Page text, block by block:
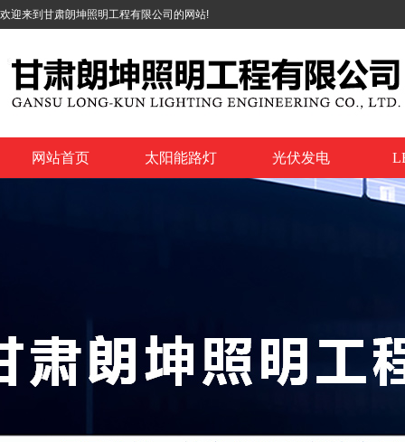
欢迎来到甘肃朗坤照明工程有限公司的网站!
网站首页 太阳能路灯 光伏发电